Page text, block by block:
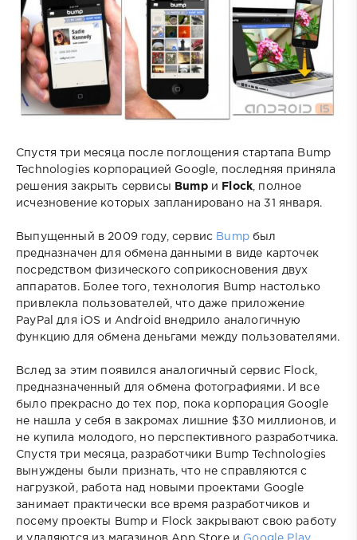
Спустя три месяца после поглощения стартапа Bump
Technologies корпорацией Google, последняя приняла
решения закрыть сервисы
Bumpи Flock , полное
исчезновение которых запланировано на 31 января.
Выпущенный в 2009 году, сервис Bumpбыл
предназначен для обмена данными в виде карточек
посредством физического соприкосновения двух
аппаратов. Более того, технология Bump настолько
привлекла пользователей, что даже приложение
PayPal для iOS и Android внедрило аналогичную
функцию для обмена деньгами между пользователями.
Вслед за этим появился аналогичный сервис Flock,
предназначенный для обмена фотографиями. И все
было прекрасно до тех пор, пока корпорация Google
не нашла у себя в закромах лишние $30 миллионов, и
не купила молодого, но перспективного разработчика.
Спустя три месяца, разработчики Bump Technologies
вынуждены были признать, что не справляются с
нагрузкой, работа над новыми проектами Google
занимает практически все время разработчиков и
посему проекты Bump и Flock закрывают свою работу